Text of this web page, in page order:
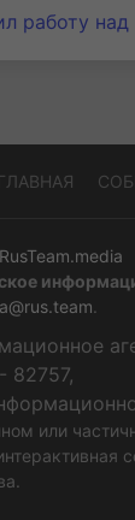
работу
RusTeam.media
.
82757,
или